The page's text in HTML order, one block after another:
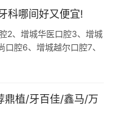
科哪间好又便宜!
2、增城华医口腔3、增城
腔6、增城越尔口腔7、
鼎植/牙百佳/鑫马/万